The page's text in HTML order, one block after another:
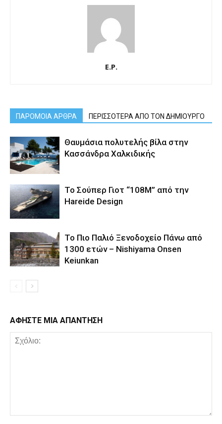
E.P.
ΠΑΡΟΜΟΙΑ ΑΡΘΡΑ ΠΕΡΙΣΣΟΤΕΡΑ ΑΠΟ ΤΟΝ ΔΗΜΙΟΥΡΓΟ
Θαυμάσια πολυτελής βίλα στην
Κασσάνδρα Χαλκιδικής
Το Σούπερ Γιοτ “108Μ” από την
Hareide Design
Το Πιο Παλιό Ξενοδοχείο Πάνω από
1300 ετών – Nishiyama Onsen
Keiunkan
ΑΦΗΣΤΕ ΜΙΑ ΑΠΑΝΤΗΣΗ